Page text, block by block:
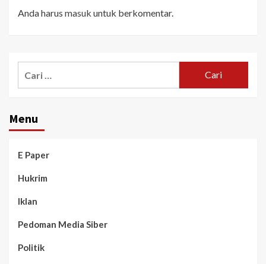
Anda harus masuk untuk berkomentar.
Menu
E Paper
Hukrim
Iklan
Pedoman Media Siber
Politik